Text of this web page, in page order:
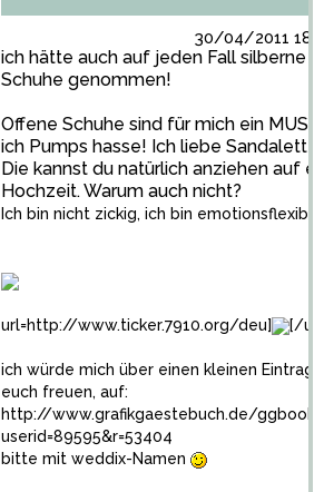
30/04/2011
ich hätte auch auf jeden Fall silberne
Schuhe genommen!
Offene Schuhe sind für mich ein
ich Pumps hasse! Ich liebe
Die kannst du natürlich anziehen auf
Hochzeit. Warum auch nicht?
Ich bin nicht zickig, ich bin
url=http://www.ticker.7910.org/deu] [/
ich würde mich über einen kleinen Eintrag
euch freuen, auf:
http://www.grafikgaestebuch.de/
userid=89595&r=53404
bitte mit weddix-Namen